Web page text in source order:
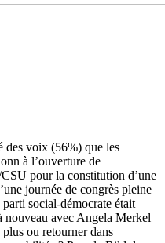
des voix (56%) que les
à l’ouverture de
pour la constitution d’une
journée de congrès pleine
social-démocrate était
nouveau avec Angela Merkel
ou retourner dans